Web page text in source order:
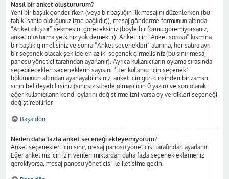
Nasıl bir anket oluştururum?
Yeni bir başlık gönderirken (veya bir başlığın ilk mesajını düzenlerken (bu
tabiki sahip olduğunuz izne bağlıdır)), mesaj gönderme formunun altında
“Anket oluştur” sekmesini göreceksiniz (böyle bir formu göremiyorsanız,
anket oluşturma yetkiniz yok demektir). Anket için “Anket sorusu” kısmına
bir başlık girmelisiniz ve sonra “Anket seçenekleri” alanına, her satıra ayrı
bir seçenek olacak şekilde en az iki seçenek girmelisiniz (bu sınır mesaj
panosu yönetici tarafından ayarlanır). Ayrıca kullanıcıların oylama sırasında
seçebilecekleri seçeneklerin sayısını “Her kullanıcı için seçenek”
bölümünün altından ayarlayabilirsiniz, anket için gün cinsinden bir zaman
sınırı belirleyebilirsiniz (sınırsız sürede olması için 0 yazın) ve son olarak
eğer kullanıcıların kendi oylarını değiştirme izni varsa oy verdikleri seçeneği
değiştirebilirler.
Başa dön
Neden daha fazla anket seçeneği ekleyemiyorum?
Anket seçenekleri için sınır, mesaj panosu yöneticisi tarafından ayarlanır.
Eğer anketiniz için izin verilen miktardan daha fazla seçenek eklemeniz
gerekiyorsa, mesaj panosu yöneticisi ile iletişime geçin.